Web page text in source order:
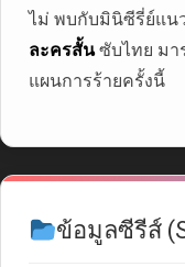
ไม่ พบกับมินิซีรี่ย์แน
ละครสั้นซับไทย มา
แผนการร้ายครั้งนี้
ข้อมูลซีรีส์